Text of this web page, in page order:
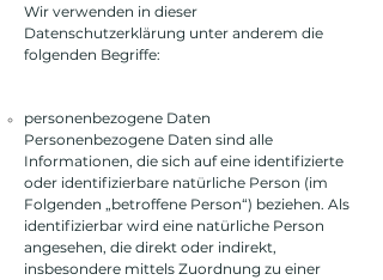
Wir verwenden in dieser
Datenschutzerklärung unter anderem die
folgenden Begriffe:
personenbezogene Daten
Personenbezogene Daten sind alle
Informationen, die sich auf eine identifizierte
oder identifizierbare natürliche Person (im
Folgenden „betroffene Person“) beziehen. Als
identifizierbar wird eine natürliche Person
angesehen, die direkt oder indirekt,
insbesondere mittels Zuordnung zu einer